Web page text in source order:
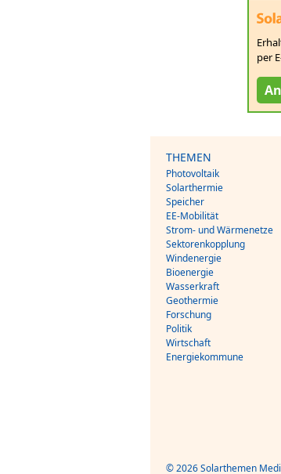
per
THEMEN
Photovoltaik
Solarthermie
Speicher
EE-Mobilität
Strom- und Wärmenetze
Sektorenkopplung
Windenergie
Bioenergie
Wasserkraft
Geothermie
Forschung
Politik
Wirtschaft
Energiekommune
© 2026 Solarthemen